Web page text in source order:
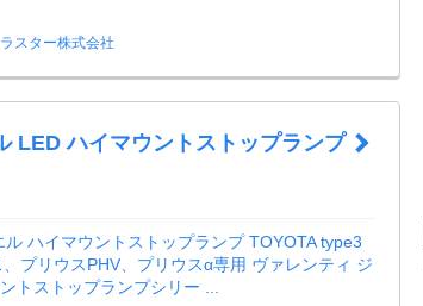
スター株式会社
LED ハイマウントストップランプ
ハイマウントストップランプ TOYOTA type3
プリウスPHV、プリウスα専用 ヴァレンティ ジ
トストップランプシリー ...